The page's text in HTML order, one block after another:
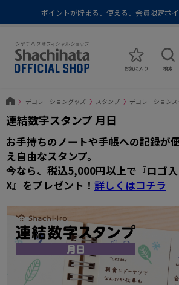
ポイントが貯まる、使える、会員限定ポ
あなたに最適なスタンプをシヤチハタ
〉 デコレーショングッズ 〉 スタンプ 〉 デコレーション
連結数字スタンプ 月日
お手持ちのノートや手帳への記録が
え自由なスタンプ。
今なら、税込5,000円以上で 『ロゴ
X』 をプレゼント！ 詳しくはコチラ